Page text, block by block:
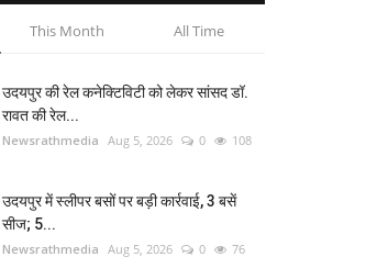
This Month All Time
उदयपुर की रेल कनेक्टिविटी को लेकर सांसद डॉ.
रावत की रेल...
Newsrathmedia Aug 5, 2026 0 108
उदयपुर में स्लीपर बसों पर बड़ी कार्रवाई, 3 बसें
सीज; 5...
Newsrathmedia Aug 5, 2026 0 76